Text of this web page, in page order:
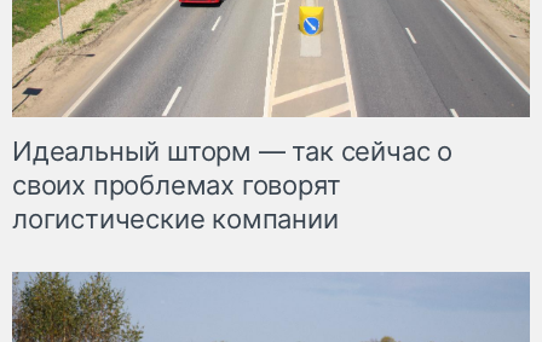
Идеальный шторм — так сейчас о
своих проблемах говорят
логистические компании